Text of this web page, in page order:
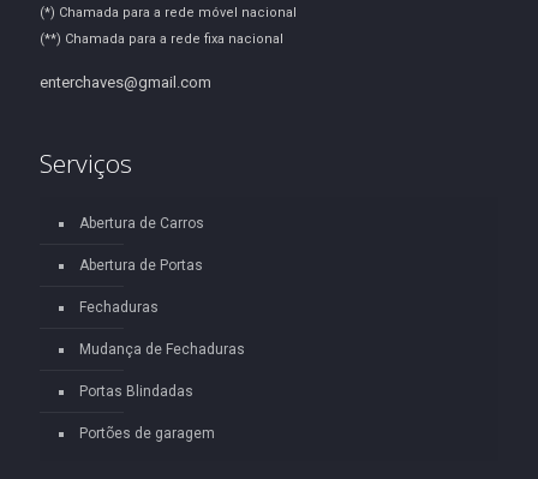
(*) Chamada para a rede móvel nacional
(**) Chamada para a rede fixa nacional
enterchaves@gmail.com
Serviços
Abertura de Carros
Abertura de Portas
Fechaduras
Mudança de Fechaduras
Portas Blindadas
Portões de garagem